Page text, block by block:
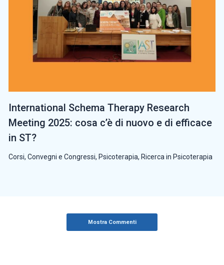
International Schema Therapy Research
Meeting 2025: cosa c’è di nuovo e di efficace
in ST?
Corsi, Convegni e Congressi, Psicoterapia, Ricerca in Psicoterapia
Mostra Commenti